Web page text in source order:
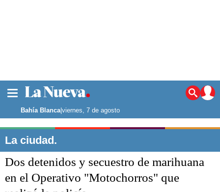
Noticias
La ciudad
Punta Alta
El mundo
Seguridad
Bahía Blanca|viernes, 7 de agosto
La ciudad.
Dos detenidos y secuestro de marihuana
en el Operativo "Motochorros" que